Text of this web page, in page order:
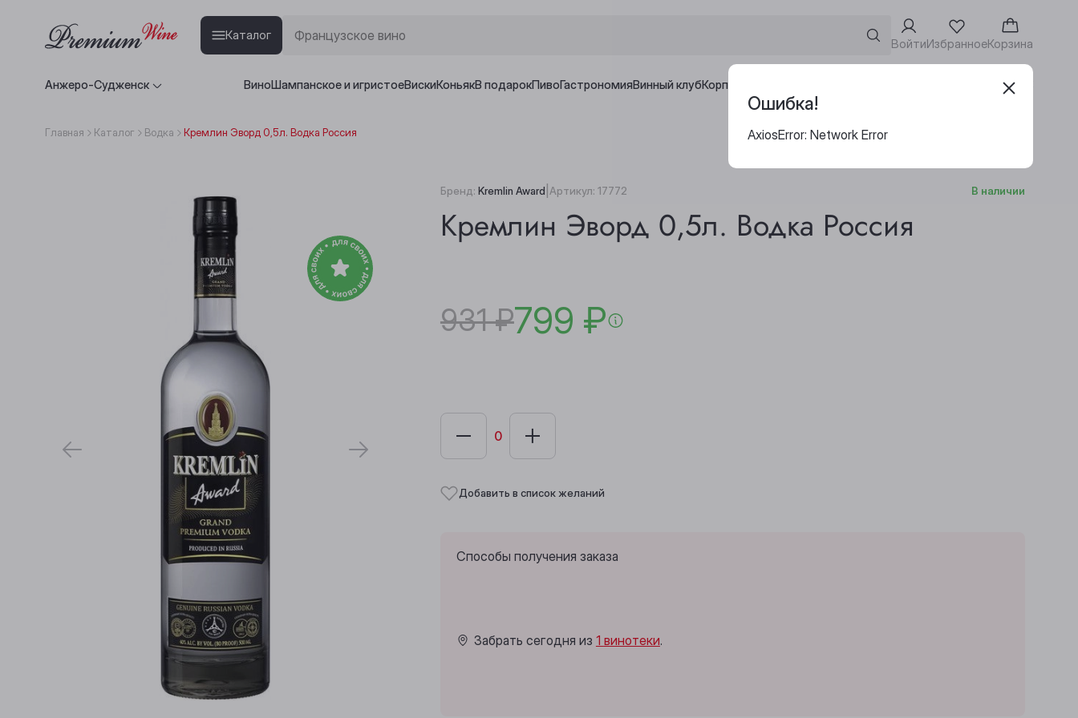
Каталог
ВойтиИзбранноеКорзина
Анжеро-Судженск ВиноШампанское и игристоеВискиКоньякВ подарокПивоГастрономияВинный клубКорпоративным клиентам Адреса винотек
Главная Каталог Водка Кремлин Эворд 0,5л. Водка Россия
Бренд: Kremlin Award Артикул: 17772 В наличии
Кремлин Эворд 0,5л. Водка Россия
931 ₽799 ₽
Добавить в список желаний
Способы получения заказа
Забрать сегодня из 1 винотеки.
Ошибка!
AxiosError: Network Error